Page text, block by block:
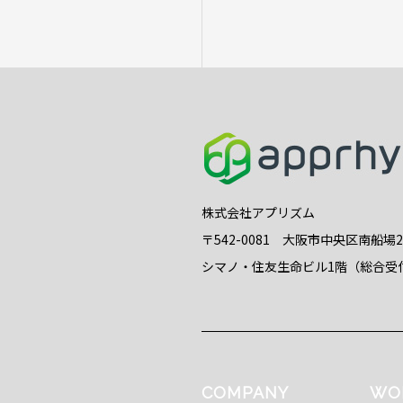
株式会社アプリズム
〒542-0081 大阪市中央区南船場
シマノ・住友生命ビル1階（総合受
COMPANY